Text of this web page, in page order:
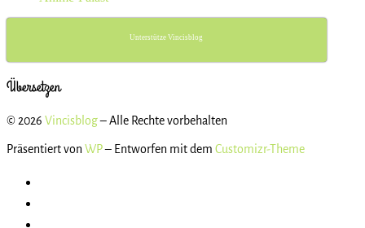
Unterstütze Vincisblog
Übersetzen
© 2026 Vincisblog– Alle Rechte vorbehalten
Präsentiert von WP– Entworfen mit dem Customizr-Theme